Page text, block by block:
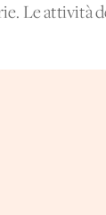
Le attività